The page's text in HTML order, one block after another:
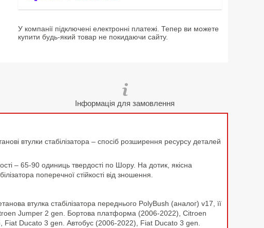
У компанії підключені електронні платежі. Тепер ви можете
купити будь-який товар не покидаючи сайту.
Інформація для замовлення
втулки стабілізатора – спосіб розширення ресурсу деталей
– 65-90 одиниць твердості по Шору. На дотик, якісна
поперечної стійкості від зношення.
втулка стабілізатора переднього PolyBush (аналог) v17, її
Jumper 2 gen. Бортова платформа (2006-2022), Citroen
Ducato 3 gen. Автобус (2006-2022), Fiat Ducato 3 gen.